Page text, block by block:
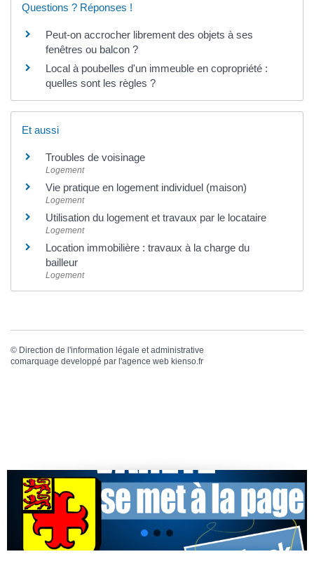
Questions ? Réponses !
Peut-on accrocher librement des objets à ses
fenêtres ou balcon ?
Local à poubelles d'un immeuble en copropriété :
quelles sont les règles ?
Et aussi
Troubles de voisinage
Logement
Vie pratique en logement individuel (maison)
Logement
Utilisation du logement et travaux par le locataire
Logement
Location immobilière : travaux à la charge du
bailleur
Logement
© Direction de l'information légale et administrative
comarquage developpé par l'agence web kienso.fr